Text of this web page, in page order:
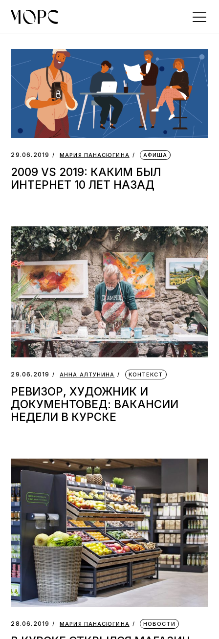
the
29.06.2019 МАРИЯ ПАНАСЮГИНА АФИША
2009 VS 2019: КАКИМ БЫЛ
ИНТЕРНЕТ 10 ЛЕТ НАЗАД
29.06.2019 АННА АЛТУНИНА КОНТЕКСТ
РЕВИЗОР, ХУДОЖНИК И
ДОКУМЕНТОВЕД: ВАКАНСИИ
НЕДЕЛИ В КУРСКЕ
28.06.2019 МАРИЯ ПАНАСЮГИНА НОВОСТИ